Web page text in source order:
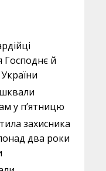
Господнє й
у п’ятницю
захисника
два роки